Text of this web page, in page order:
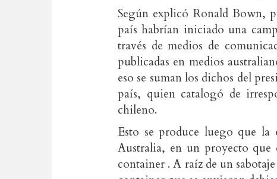
Según explicó Ronald Bown,
país habrían iniciado una
través de medios de
publicadas en medios
eso se suman los dichos del
país, quien catalogó de
chileno.
Esto se produce luego que la
Australia, en un proyecto
container . A raíz de un